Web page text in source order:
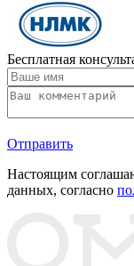
Бесплатная
Отправить
Настоящим
данных, согласно